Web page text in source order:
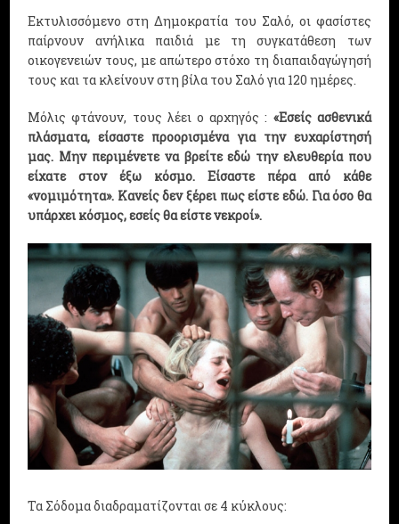
Εκτυλισσόμενο στη Δημοκρατία του Σαλό, οι φασίστες
παίρνουν ανήλικα παιδιά με τη συγκατάθεση των
οικογενειών τους, με απώτερο στόχο τη διαπαιδαγώγησή
τους και τα κλείνουν στη βίλα του Σαλό για 120 ημέρες.
Μόλις φτάνουν, τους λέει ο αρχηγός : «Εσείς ασθενικά
πλάσματα, είσαστε προορισμένα για την ευχαρίστησή
μας. Μην περιμένετε να βρείτε εδώ την ελευθερία που
είχατε στον έξω κόσμο. Είσαστε πέρα από κάθε
«νομιμότητα». Κανείς δεν ξέρει πως είστε εδώ. Για όσο θα
υπάρχει κόσμος, εσείς θα είστε νεκροί».
Τα Σόδομα διαδραματίζονται σε 4 κύκλους: